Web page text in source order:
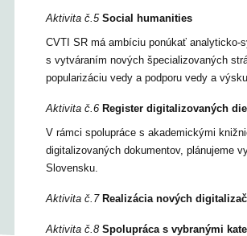
Aktivita č.5 Social humanities
CVTI SR má ambíciu ponúkať analyticko-
s vytváraním nových špecializovaných
popularizáciu vedy a podporu vedy a
Aktivita č.6 Register digitalizovaných diel
V rámci spolupráce s akademickými
digitalizovaných dokumentov, plánujeme
Slovensku.
Aktivita č.7 Realizácia nových
Aktivita č.8 Spolupráca s vybranými